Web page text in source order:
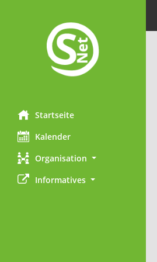
Startseite
Kalender
Organisation
Informatives